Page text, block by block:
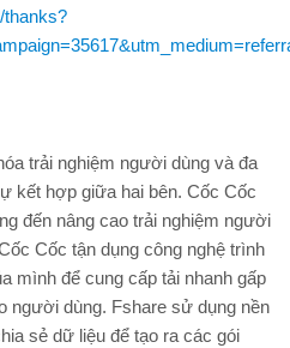
thanks?
trải nghiệm người dùng và đa
kết hợp giữa hai bên. Cốc Cốc
đến nâng cao trải nghiệm người
Cốc tận dụng công nghệ trình
mình để cung cấp tải nhanh gấp
người dùng. Fshare sử dụng nền
sẻ dữ liệu để tạo ra các gói